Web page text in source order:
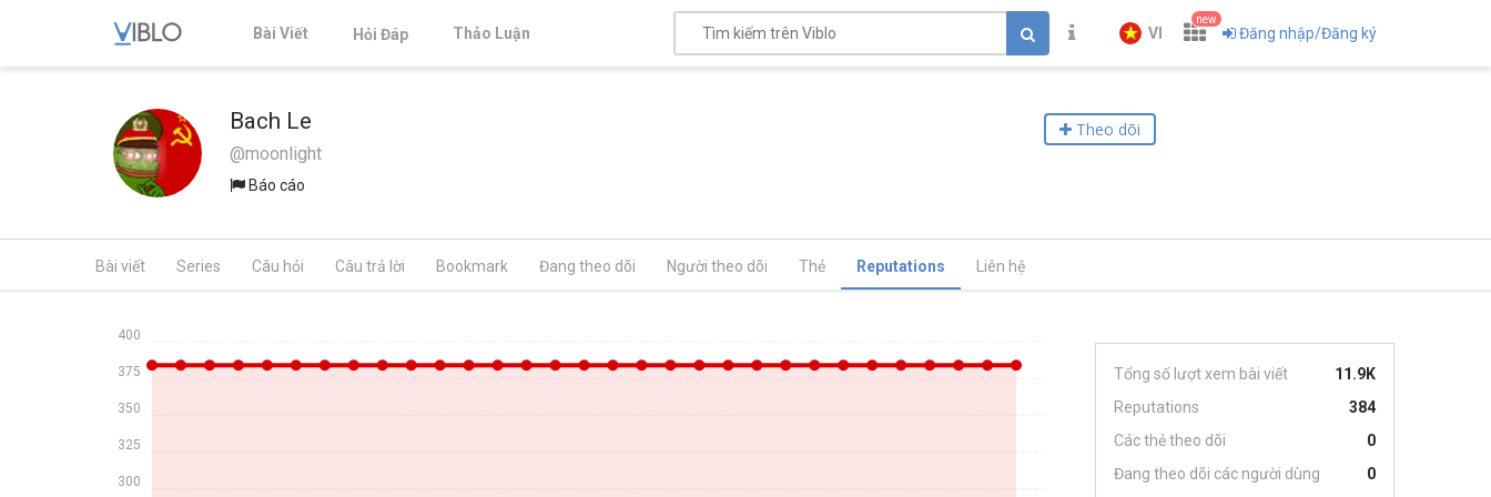
Bài Viết Hỏi Đáp Thảo Luận VI
new
Đăng nhập/Đăng ký
Bach Le
@moonlight
Báo cáo
Theo dõi
Bài viết Series Câu hỏi Câu trả lời Bookmark Đang theo dõi Người theo dõi Thẻ Reputations Liên hệ
300
325
350
375
400
Tổng số lượt xem bài viết
11.9K
Reputations
384
Các thẻ theo dõi
0
Đang theo dõi các người dùng
0